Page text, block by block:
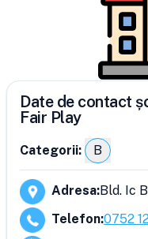
Date de contact
Fair Play
Categorii: B
Adresa:Bld. Ic
Telefon:0752